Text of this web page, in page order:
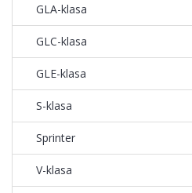
GLA-klasa
GLC-klasa
GLE-klasa
S-klasa
Sprinter
V-klasa